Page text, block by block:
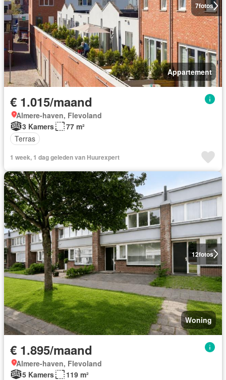
7fotos
Appartement
€ 1.015/maand
Almere-haven, Flevoland
3 Kamers
77 m²
Terras
1 week, 1 dag geleden van Huurexpert
12fotos
Woning
€ 1.895/maand
Almere-haven, Flevoland
5 Kamers
119 m²